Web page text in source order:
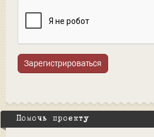
Зарегистрироваться
Помочь проекту